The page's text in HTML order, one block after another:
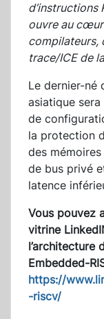
d’instructions
ouvre au
compilateurs,
trace/ICE de
Le dernier-né
asiatique
de
la protection
des
de bus privé
latence
Vous pouvez
vitrine
l’architecture
Embedded-
https://
-riscv/